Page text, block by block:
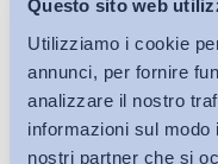
Questo sito web
Utilizziamo i cookie
annunci, per fornire
analizzare il nostro
informazioni sul
nostri partner che si
e Uila Uil, al termine
regione e della
i delegati dell’azienda. (
Studi e ricerche